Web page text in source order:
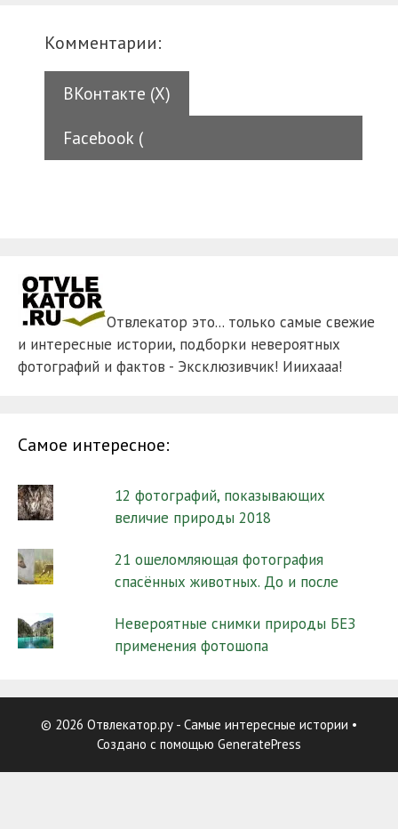
Комментарии:
ВКонтакте (X)
Facebook (
Отвлекатор это... только самые свежие
и интересные истории, подборки невероятных
фотографий и фактов - Эксклюзивчик! Ииихааа!
Самое интересное:
12 фотографий, показывающих
величие природы 2018
21 ошеломляющая фотография
спасённых животных. До и после
Невероятные снимки природы БЕЗ
применения фотошопа
© 2026 Отвлекатор.ру - Самые интересные истории •
Создано с помощью GeneratePress